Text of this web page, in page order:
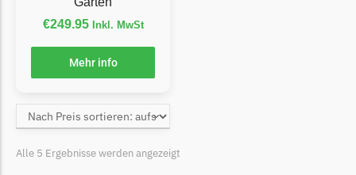
Garden Feelings
Greenworks
Greenworks Messer
€249.95 Inkl. MwSt
Mehr info
Alle 5 Ergebnisse werden angezeigt